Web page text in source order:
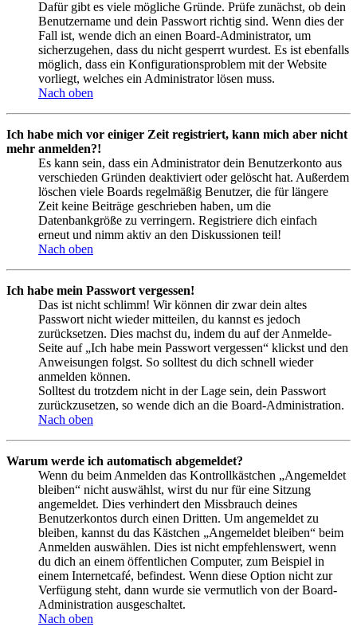
Dafür gibt es viele mögliche Gründe. Prüfe zunächst, ob dein
Benutzername und dein Passwort richtig sind. Wenn dies der
Fall ist, wende dich an einen Board-Administrator, um
sicherzugehen, dass du nicht gesperrt wurdest. Es ist ebenfalls
möglich, dass ein Konfigurationsproblem mit der Website
vorliegt, welches ein Administrator lösen muss.
Nach oben
Ich habe mich vor einiger Zeit registriert, kann mich aber nicht
mehr anmelden?!
Es kann sein, dass ein Administrator dein Benutzerkonto aus
verschieden Gründen deaktiviert oder gelöscht hat. Außerdem
löschen viele Boards regelmäßig Benutzer, die für längere
Zeit keine Beiträge geschrieben haben, um die
Datenbankgröße zu verringern. Registriere dich einfach
erneut und nimm aktiv an den Diskussionen teil!
Nach oben
Ich habe mein Passwort vergessen!
Das ist nicht schlimm! Wir können dir zwar dein altes
Passwort nicht wieder mitteilen, du kannst es jedoch
zurücksetzen. Dies machst du, indem du auf der Anmelde-
Seite auf „Ich habe mein Passwort vergessen“ klickst und den
Anweisungen folgst. So solltest du dich schnell wieder
anmelden können.
Solltest du trotzdem nicht in der Lage sein, dein Passwort
zurückzusetzen, so wende dich an die Board-Administration.
Nach oben
Warum werde ich automatisch abgemeldet?
Wenn du beim Anmelden das Kontrollkästchen „Angemeldet
bleiben“ nicht auswählst, wirst du nur für eine Sitzung
angemeldet. Dies verhindert den Missbrauch deines
Benutzerkontos durch einen Dritten. Um angemeldet zu
bleiben, kannst du das Kästchen „Angemeldet bleiben“ beim
Anmelden auswählen. Dies ist nicht empfehlenswert, wenn
du dich an einem öffentlichen Computer, zum Beispiel in
einem Internetcafé, befindest. Wenn diese Option nicht zur
Verfügung steht, dann wurde sie vermutlich von der Board-
Administration ausgeschaltet.
Nach oben